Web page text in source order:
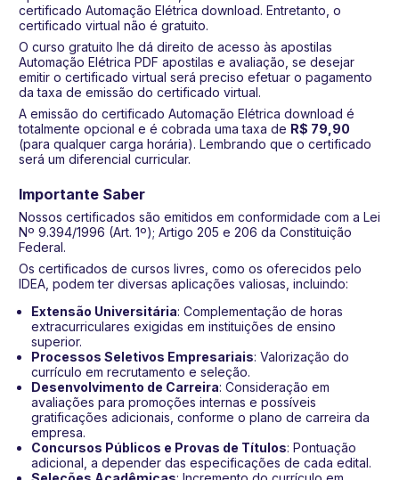
certificado Automação Elétrica download. Entretanto, o
certificado virtual não é gratuito.
O curso gratuito lhe dá direito de acesso às apostilas
Automação Elétrica PDF apostilas e avaliação, se desejar
emitir o certificado virtual será preciso efetuar o pagamento
da taxa de emissão do certificado virtual.
A emissão do certificado Automação Elétrica download é
totalmente opcional e é cobrada uma taxa de R$ 79,90
(para qualquer carga horária). Lembrando que o certificado
será um diferencial curricular.
Importante Saber
Nossos certificados são emitidos em conformidade com a Lei
Nº 9.394/1996 (Art. 1º); Artigo 205 e 206 da Constituição
Federal.
Os certificados de cursos livres, como os oferecidos pelo
IDEA, podem ter diversas aplicações valiosas, incluindo:
Extensão Universitária: Complementação de horas
extracurriculares exigidas em instituições de ensino
superior.
Processos Seletivos Empresariais: Valorização do
currículo em recrutamento e seleção.
Desenvolvimento de Carreira: Consideração em
avaliações para promoções internas e possíveis
gratificações adicionais, conforme o plano de carreira da
empresa.
Concursos Públicos e Provas de Títulos: Pontuação
adicional, a depender das especificações de cada edital.